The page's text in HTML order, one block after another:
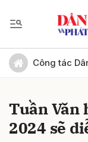
Công tác
Tuần Văn
2024 sẽ
Gửi bình luận